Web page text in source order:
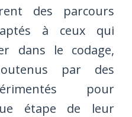
des parcours
à ceux qui
dans le codage,
par des
pour
étape de leur